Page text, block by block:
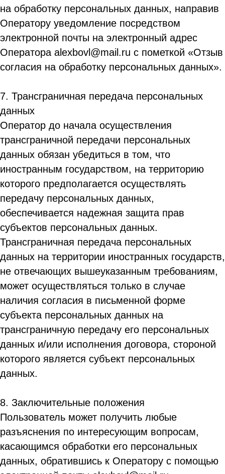
на обработку персональных данных, направив
Оператору уведомление посредством
электронной почты на электронный адрес
Оператора alexbovl@mail.ru с пометкой «Отзыв
согласия на обработку персональных данных».
7. Трансграничная передача персональных
данных
Оператор до начала осуществления
трансграничной передачи персональных
данных обязан убедиться в том, что
иностранным государством, на территорию
которого предполагается осуществлять
передачу персональных данных,
обеспечивается надежная защита прав
субъектов персональных данных.
Трансграничная передача персональных
данных на территории иностранных государств,
не отвечающих вышеуказанным требованиям,
может осуществляться только в случае
наличия согласия в письменной форме
субъекта персональных данных на
трансграничную передачу его персональных
данных и/или исполнения договора, стороной
которого является субъект персональных
данных.
8. Заключительные положения
Пользователь может получить любые
разъяснения по интересующим вопросам,
касающимся обработки его персональных
данных, обратившись к Оператору с помощью